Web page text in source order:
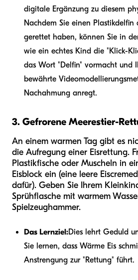
digitale Ergänzung zu diesem
Nachdem Sie einen Plastikdelfin
gerettet haben, können Sie in
wie ein echtes Kind die "Klick-
das Wort "Delfin" vormacht und
bewährte
Nachahmung anregt.
3. Gefrorene Meerestier-
An einem warmen Tag gibt es
die Aufregung einer Eisrettung.
Plastikfische oder Muscheln in
Eisblock ein (eine leere
dafür). Geben Sie Ihrem
Sprühflasche mit warmem
Spielzeughammer.
Das Lernziel:Dies lehrt Geduld
Sie lernen, dass Wärme Eis
Anstrengung zur "Rettung" führt.